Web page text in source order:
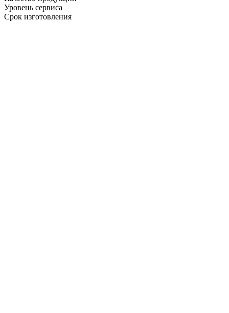
Уровень сервиса
Срок изготовления